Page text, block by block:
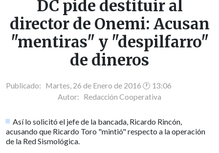
DC pide destituir al
director de Onemi: Acusan
"mentiras" y "despilfarro"
de dineros
Publicado: Martes, 26 de Enero de 2016 🕐 13:06
Autor: Redacción Cooperativa
Así lo solicitó el jefe de la bancada, Ricardo Rincón,
acusando que Ricardo Toro "mintió" respecto a la operación
de la Red Sismológica.